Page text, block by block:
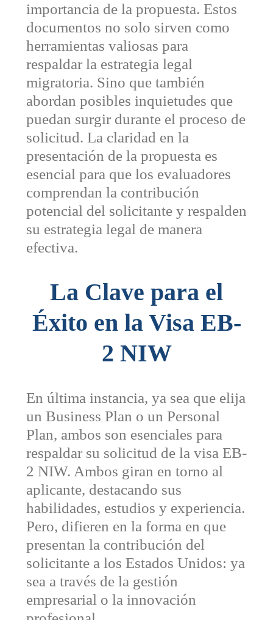
importancia de la propuesta. Estos
documentos no solo sirven como
herramientas valiosas para
respaldar la estrategia legal
migratoria. Sino que también
abordan posibles inquietudes que
puedan surgir durante el proceso de
solicitud. La claridad en la
presentación de la propuesta es
esencial para que los evaluadores
comprendan la contribución
potencial del solicitante y respalden
su estrategia legal de manera
efectiva.
La Clave para el
Éxito en la Visa EB-
2 NIW
En última instancia, ya sea que elija
un Business Plan o un Personal
Plan, ambos son esenciales para
respaldar su solicitud de la visa EB-
2 NIW. Ambos giran en torno al
aplicante, destacando sus
habilidades, estudios y experiencia.
Pero, difieren en la forma en que
presentan la contribución del
solicitante a los Estados Unidos: ya
sea a través de la gestión
empresarial o la innovación